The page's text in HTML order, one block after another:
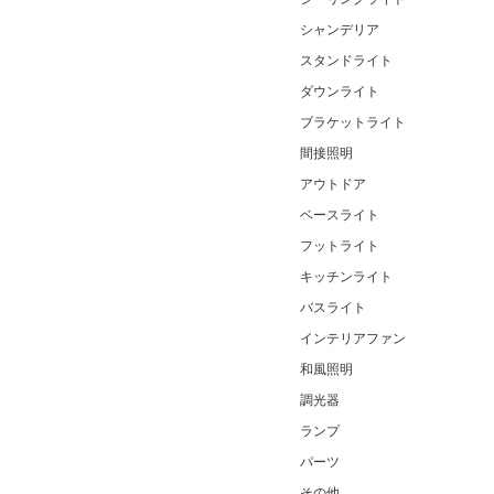
シャンデリア
スタンドライト
ダウンライト
ブラケットライト
間接照明
アウトドア
ベースライト
フットライト
キッチンライト
バスライト
インテリアファン
和風照明
調光器
ランプ
パーツ